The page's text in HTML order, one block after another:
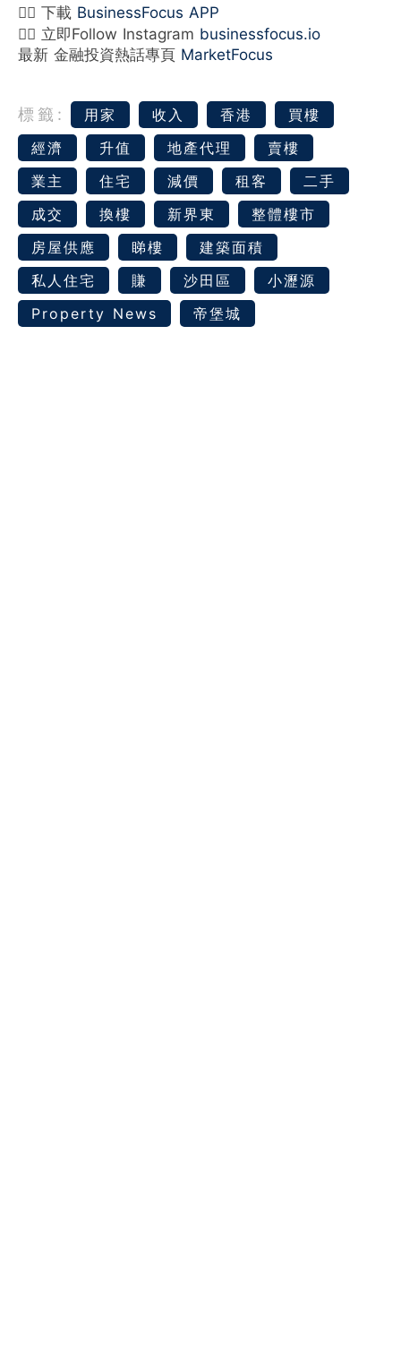
👉🏻 下載 BusinessFocus APP
👉🏻 立即Follow Instagram businessfocus.io
最新 金融投資熱話專頁 MarketFocus
標籤: 用家 收入 香港
買樓
經濟
升值 地產代理
賣樓
業主
住宅 減價 租客
二手
成交
換樓 新界東
整體樓市
房屋供應
睇樓
建築面積
私人住宅
賺 沙田區
小瀝源
Property News
帝堡城